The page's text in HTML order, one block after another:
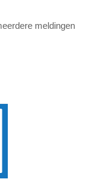
meldingen